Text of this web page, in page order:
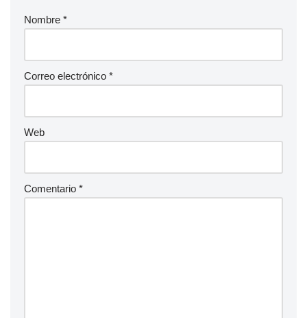
Nombre *
Correo electrónico *
Web
Comentario *